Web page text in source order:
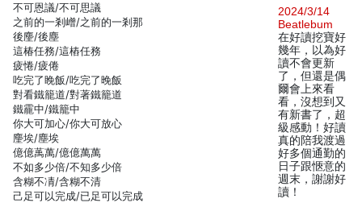
不可恩議/不可思議
之前的一剎嶒/之前的一剎那
後麈/後塵
這椿任務/這樁任務
疲惓/疲倦
吃完了睌飯/吃完了晚飯
對看鐵籠道/對著鐵籠道
鐵靇中/鐵籠中
你大可加心/你大可放心
麈埃/塵埃
億億萭萬/億億萬萬
不如多少倍/不知多少倍
含糊不凊/含糊不清
己足可以完成/已足可以完成
2024/3/14
Beatlebum
在好讀挖寶好
幾年，以為好
讀不會更新
了，但還是偶
爾會上來看
看，沒想到又
有新書了，超
級感動！好讀
真的陪我渡過
好多個通勤的
日子跟愜意的
週末，謝謝好
讀！